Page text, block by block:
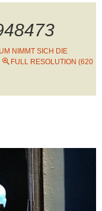
NIMMT SICH DIE
FULL RESOLUTION (620